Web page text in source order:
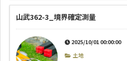
山武362-3_境界確定測量
2025/10/01 00:00:00
土地